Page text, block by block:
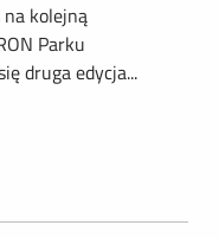
na kolejną
Parku
druga edycja...